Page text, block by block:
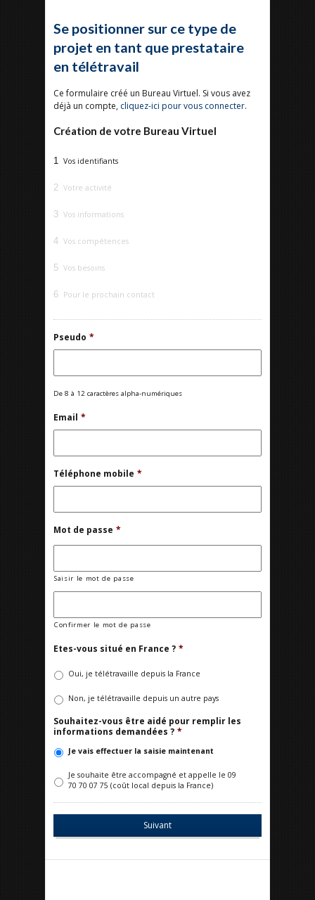
Se positionner sur ce type de
projet en tant que prestataire
en télétravail
Ce formulaire créé un Bureau Virtuel. Si vous avez
déjà un compte, cliquez-ici pour vous connecter.
Création de votre Bureau Virtuel
1 Vos identifiants
2 Votre activité
3 Vos informations
4 Vos compétences
5 Vos besoins
6 Pour le prochain contact
Pseudo *
De 8 à 12 caractères alpha-numériques
Email *
Téléphone mobile *
Mot de passe *
Saisir le mot de passe
Confirmer le mot de passe
Etes-vous situé en France ? *
Oui, je télétravaille depuis la France
Non, je télétravaille depuis un autre pays
Souhaitez-vous être aidé pour remplir les
informations demandées ? *
Je vais effectuer la saisie maintenant
Je souhaite être accompagné et appelle le 09
70 70 07 75 (coût local depuis la France)